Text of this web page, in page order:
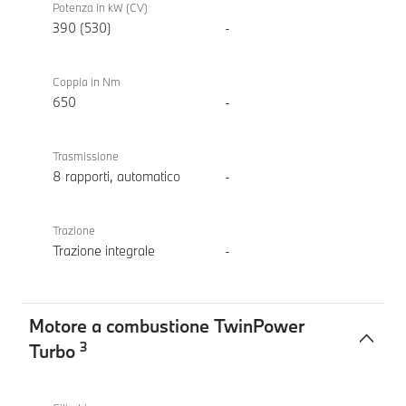
Potenza in kW (CV)
390 (530) -
Coppia in Nm
650 -
Trasmissione
8 rapporti, automatico -
Trazione
Trazione integrale -
Motore a combustione TwinPower
Turbo 3